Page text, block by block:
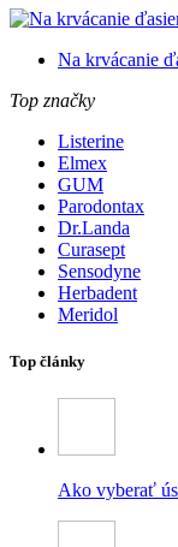
Na krvácanie
Top značky
Listerine
Elmex
GUM
Parodontax
Dr.Landa
Curasept
Sensodyne
Herbadent
Meridol
Top články
Ako vyberať